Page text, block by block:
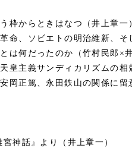
からときはなつ（井上章一
、ソビエトの明治維新、そ
何だったのか（竹村民郎×井
主義サンディカリズムの相
正篤、永田鉄山の関係に留
神話』より（井上章一）